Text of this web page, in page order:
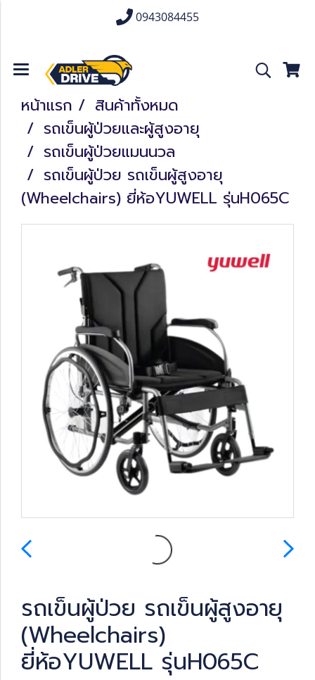
0943084455
หน้าแรก
สินค้าทั้งหมด
รถเข็นผู้ป่วยและผู้สูงอายุ
รถเข็นผู้ป่วยแมนนวล
รถเข็นผู้ป่วย รถเข็นผู้สูงอายุ
(Wheelchairs) ยี่ห้อYUWELL รุ่นH065C
รถเข็นผู้ป่วย รถเข็นผู้สูงอายุ
(Wheelchairs)
ยี่ห้อYUWELL รุ่นH065C